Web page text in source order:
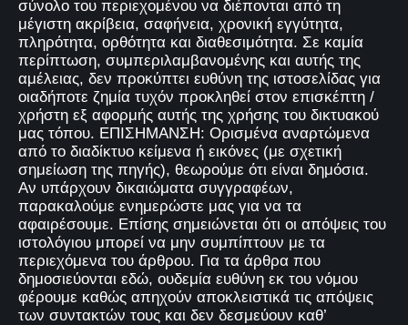
σύνολο του περιεχομένου να διέπονται από τη
μέγιστη ακρίβεια, σαφήνεια, χρονική εγγύτητα,
πληρότητα, ορθότητα και διαθεσιμότητα. Σε καμία
περίπτωση, συμπεριλαμβανομένης και αυτής της
αμέλειας, δεν προκύπτει ευθύνη της ιστοσελίδας για
οιαδήποτε ζημία τυχόν προκληθεί στον επισκέπτη /
χρήστη εξ αφορμής αυτής της χρήσης του δικτυακού
μας τόπου. ΕΠΙΣΗΜΑΝΣΗ: Ορισμένα αναρτώμενα
από το διαδίκτυο κείμενα ή εικόνες (με σχετική
σημείωση της πηγής), θεωρούμε ότι είναι δημόσια.
Αν υπάρχουν δικαιώματα συγγραφέων,
παρακαλούμε ενημερώστε μας για να τα
αφαιρέσουμε. Επίσης σημειώνεται ότι οι απόψεις του
ιστολόγιου μπορεί να μην συμπίπτουν με τα
περιεχόμενα του άρθρου. Για τα άρθρα που
δημοσιεύονται εδώ, ουδεμία ευθύνη εκ του νόμου
φέρουμε καθώς απηχούν αποκλειστικά τις απόψεις
των συντακτών τους και δεν δεσμεύουν καθ’